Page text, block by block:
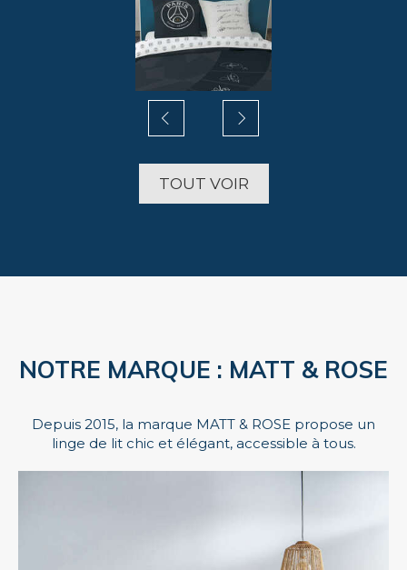
Slide précédentSlide suivant
TOUT VOIR
NOTRE MARQUE : MATT & ROSE
Depuis 2015, la marque MATT & ROSE propose un
linge de lit chic et élégant, accessible à tous.